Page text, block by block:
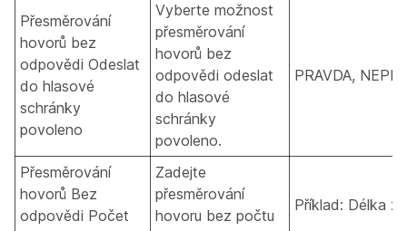
Přesměrování
hovorů bez
odpovědi Odeslat
do hlasové
schránky
povoleno
Vyberte možnost
přesměrování
hovorů bez
odpovědi odeslat
do hlasové
schránky
povoleno.
PRAVDA,
Přesměrování
hovorů Bez
odpovědi Počet
Zadejte
přesměrování
hovoru bez počtu
Příklad: Délka